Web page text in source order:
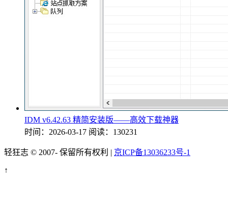
IDM v6.42.63 精简安装版——高效下载神器
时间：2026-03-17 阅读：130231
轻狂志 © 2007- 保留所有权利 | 京ICP备13036233号-1
↑